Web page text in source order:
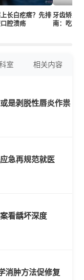
上长白疙瘩？先排
腔溃疡
牙齿矫正
南：吃对
室 相关内容
是剥脱性唇炎作祟
急再规范就医
看龋坏深度
消肿方法促修复